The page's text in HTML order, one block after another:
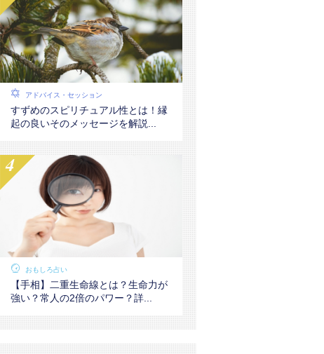
アドバイス・セッション
すずめのスピリチュアル性とは！縁
起の良いそのメッセージを解説...
おもしろ占い
【手相】二重生命線とは？生命力が
強い？常人の2倍のパワー？詳...